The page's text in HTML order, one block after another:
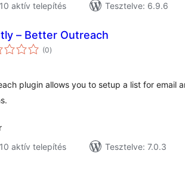
aktív telepítés
Tesztelve: 6.9.6
– Better Outreach
(0értékelés
összesen
)
plugin allows you to setup a list for email
aktív telepítés
Tesztelve: 7.0.3